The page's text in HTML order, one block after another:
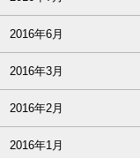
2016年6月
2016年3月
2016年2月
2016年1月